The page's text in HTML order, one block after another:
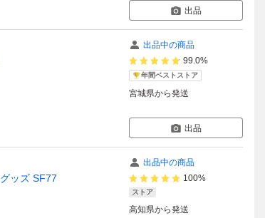
出品
出品中の商品
99.0%
年間ベストストア
宮城県から発送
出品
ッズ SF77
出品中の商品
100%
ストア
高知県から発送